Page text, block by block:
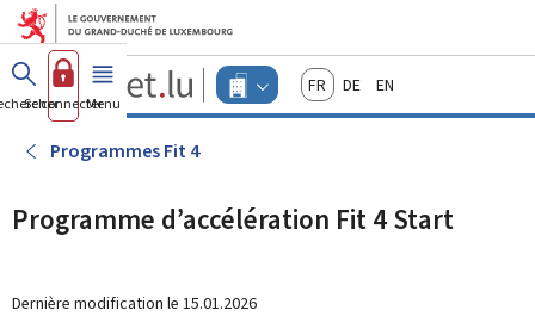
Aller au menu principal
Aller au contenu
Guichet.lu
Changer
d'espace
actif
FrançaisDeutschEnglish
Se connecterMenu principal
Programmes Fit 4
Programme d’accélération Fit 4 Start
Dernière modification le 15.01.2026